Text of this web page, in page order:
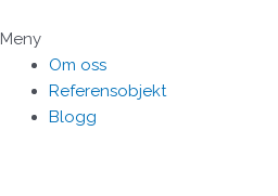
till
innehåll
Meny
Om oss
Referensobjekt
Blogg